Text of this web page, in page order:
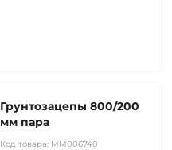
Грунтозацепы 800/200
мм пара
Код товара: MM006740